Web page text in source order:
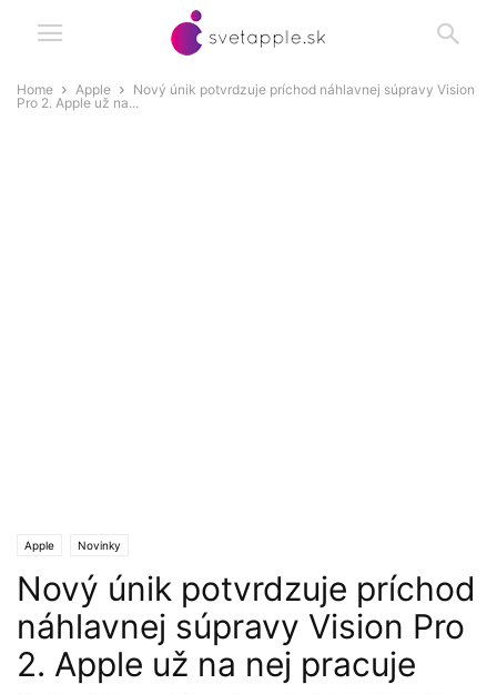
Home Apple
Nový únik potvrdzuje príchod náhlavnej súpravy Vision
Pro 2. Apple už na...
Apple Novinky
Nový únik potvrdzuje príchod
náhlavnej súpravy Vision Pro
2. Apple už na nej pracuje